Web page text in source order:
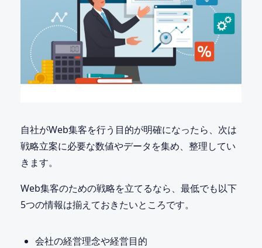
自社がWeb集客を行う目的が明確になったら、次は
戦略立案に必要な数値やデータを集め、整理してい
きます。
Web集客のための戦略を立てるなら、最低でも以下
5つの情報は揃えておきたいところです。
会社の経営理念や経営目的